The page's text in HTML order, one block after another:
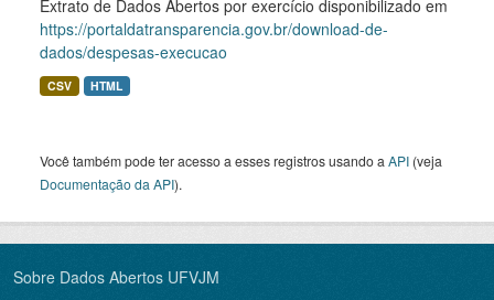
Extrato de Dados Abertos por exercício disponibilizado em
https://portaldatransparencia.gov.br/download-de-
dados/despesas-execucao
CSV HTML
Você também pode ter acesso a esses registros usando a API (veja
Documentação da API).
Sobre Dados Abertos UFVJM